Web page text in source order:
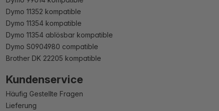
Dymo 11352 kompatible
Dymo 11354 kompatible
Dymo 11354 ablösbar kompatible
Dymo S0904980 compatible
Brother DK 22205 kompatible
Kundenservice
Häufig Gestellte Fragen
Lieferung